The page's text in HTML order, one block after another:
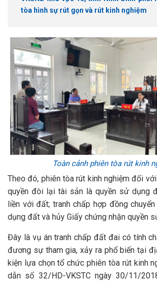
tòa hình sự rút gọn và rút kinh nghiệm
Toàn cảnh phiên tòa rút kinh
Theo đó, phiên tòa rút kinh nghiệm đối với
quyền đòi lại tài sản là quyền sử dụng
liền với đất; tranh chấp hợp đồng
dụng đất và hủy Giấy chứng nhận quyền
Đây là vụ án tranh chấp đất đai có tính
đương sự tham gia, xảy ra phổ biến tại
kiện lựa chọn tổ chức phiên tòa rút kinh
dẫn số 32/HD-VKSTC ngày 30/11/